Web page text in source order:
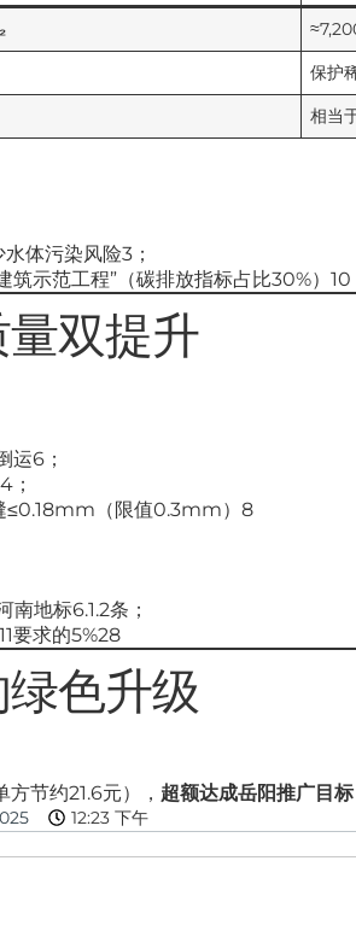
保护
相当
体污染风险3；
筑示范工程”（碳排放指标占比30%）10
双提升
运6；
；
≤0.18mm（限值0.3mm）8
地标6.1.2条；
要求的5%28
色升级
节约21.6元）， 超额达成岳阳推广目标
12:23 下午